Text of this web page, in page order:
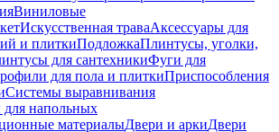
Виниловые
Искусственная траваАксессуары для
и плиткиПодложкаПлинтусы, уголки,
для сантехникиФуги для
для пола и плиткиПриспособления
Системы выравнивания
для напольных
материалыДвери и аркиДвери